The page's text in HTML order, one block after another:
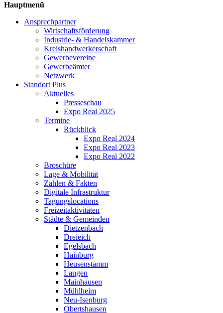
Hauptmenü
Ansprechpartner
Wirtschaftsförderung
Industrie- & Handelskammer
Kreishandwerkerschaft
Gewerbevereine
Gewerbeämter
Netzwerk
Standort Plus
Aktuelles
Presseschau
Expo Real 2025
Termine
Rückblick
Expo Real 2024
Expo Real 2023
Expo Real 2022
Broschüre
Lage & Mobilität
Zahlen & Fakten
Digitale Infrastruktur
Tagungslocations
Freizeitaktivitäten
Städte & Gemeinden
Dietzenbach
Dreieich
Egelsbach
Hainburg
Heusenstamm
Langen
Mainhausen
Mühlheim
Neu-Isenburg
Obertshausen